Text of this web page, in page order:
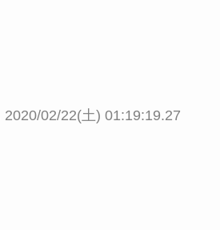
2020/02/22(土) 01:19:19.27